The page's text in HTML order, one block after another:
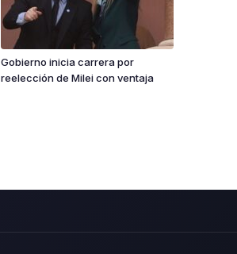
Gobierno inicia carrera por
reelección de Milei con ventaja